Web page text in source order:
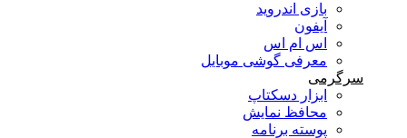
بازی اندروید
آیفون
اس ام اس
معرفی گوشی موبایل
سرگرمی
ابزار دسکتاپ
محافظ نمایش
پوسته برنامه